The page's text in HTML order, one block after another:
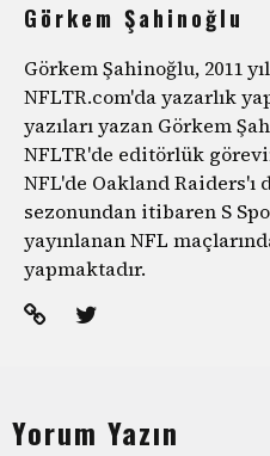
Görkem Şahinoğlu
Görkem Şahinoğlu, 2011
NFLTR.com'da yazarlık
yazıları yazan Görkem
NFLTR'de editörlük
NFL'de Oakland Raiders'ı
sezonundan itibaren S
yayınlanan NFL
yapmaktadır.
Yorum Yazın